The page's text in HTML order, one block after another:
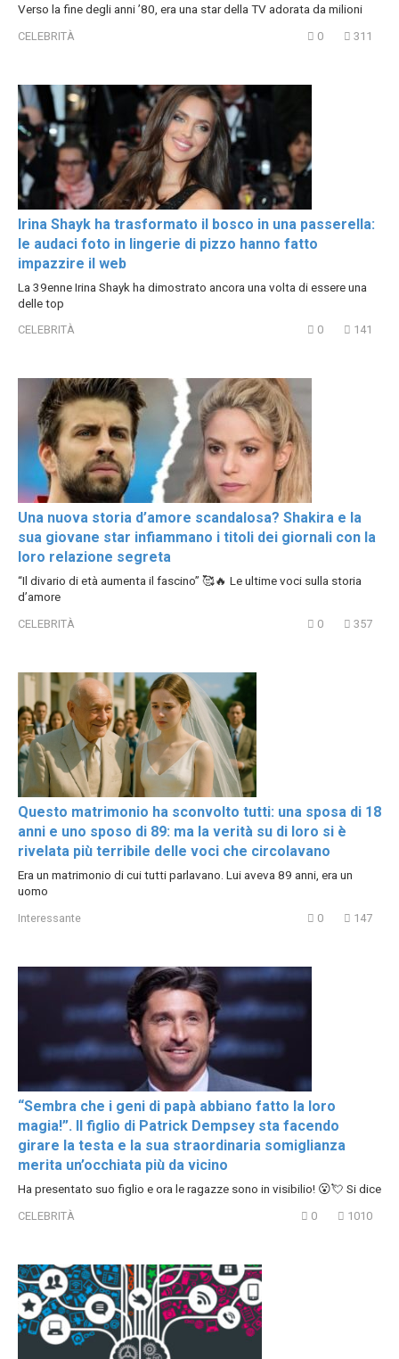
Verso la fine degli anni ’80, era una star della TV adorata da milioni
CELEBRITÀ 0 311
Irina Shayk ha trasformato il bosco in una passerella:
le audaci foto in lingerie di pizzo hanno fatto
impazzire il web
La 39enne Irina Shayk ha dimostrato ancora una volta di essere una
delle top
CELEBRITÀ 0 141
Una nuova storia d’amore scandalosa? Shakira e la
sua giovane star infiammano i titoli dei giornali con la
loro relazione segreta
“Il divario di età aumenta il fascino” 🥰🔥 Le ultime voci sulla storia
d’amore
CELEBRITÀ 0 357
Questo matrimonio ha sconvolto tutti: una sposa di 18
anni e uno sposo di 89: ma la verità su di loro si è
rivelata più terribile delle voci che circolavano
Era un matrimonio di cui tutti parlavano. Lui aveva 89 anni, era un
uomo
Interessante 0 147
“Sembra che i geni di papà abbiano fatto la loro
magia!”. Il figlio di Patrick Dempsey sta facendo
girare la testa e la sua straordinaria somiglianza
merita un’occhiata più da vicino
Ha presentato suo figlio e ora le ragazze sono in visibilio! 😮💘 Si dice
CELEBRITÀ 0 1010